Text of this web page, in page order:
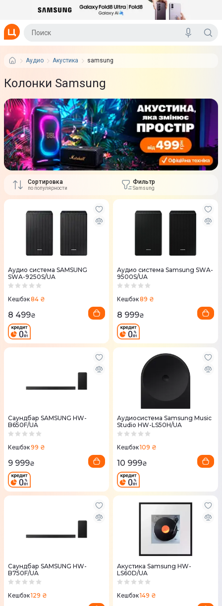
Аудио Акустика samsung
Колонки Samsung
Сортировка
по популярности
Фильтр
Samsung
Аудио система SAMSUNG
SWA-9250S/UA
Кешбэк84 ₴
8 499₴
Аудио система Samsung SWA-
9500S/UA
Кешбэк89 ₴
8 999₴
Саундбар SAMSUNG HW-
B650F/UA
Кешбэк99 ₴
9 999₴
Аудиосистема Samsung Music
Studio HW-LS50H/UA
Кешбэк109 ₴
10 999₴
Саундбар SAMSUNG HW-
B750F/UA
Кешбэк129 ₴
Акустика Samsung HW-
LS60D/UA
Кешбэк149 ₴